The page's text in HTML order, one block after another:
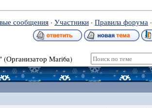
сообщения· Участники· Правила форума·
(Организатор Mari6a)